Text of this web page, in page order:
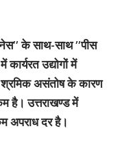
के साथ-साथ ’’पीस
उद्योगों में
असंतोष के कारण
है। उत्तराखण्ड में
अपराध दर है।